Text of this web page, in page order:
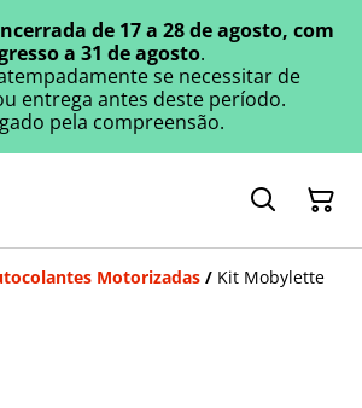
de 17 a 28 de agosto, com
a 31 de agosto.
se necessitar de
entrega antes deste período.
pela compreensão.
Motorizadas / Kit Mobylette